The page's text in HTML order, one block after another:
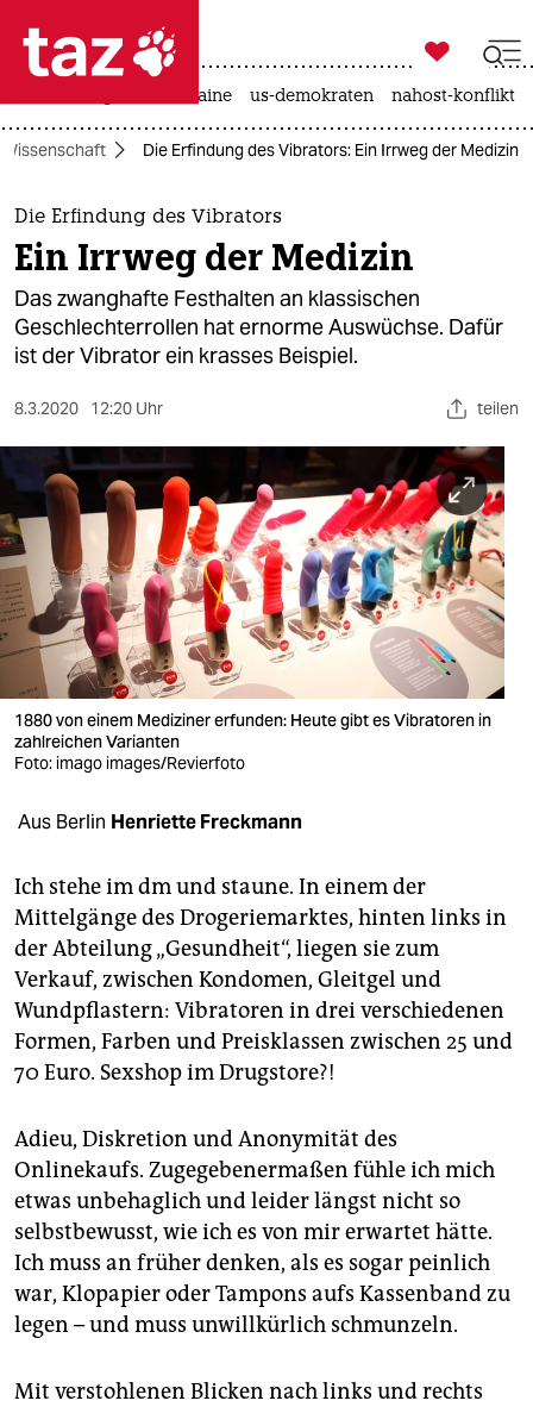
 taz zahl ich
taz zahl ich
themen
politik
öko
sport
berlin
nord
wahrheit
verlag
verlag
shop
fragen & hilfe
unterstützen
abo
genossenschaft
epaper login

taz zahl ich
krieg in der ukraine us-demokraten nahost-konflikt
Wissenschaft Die Erfindung des Vibrators: Ein Irrweg der Medizin
Die Erfindung des Vibrators
Ein Irrweg der Medizin
Das zwanghafte Festhalten an klassischen
Geschlechterrollen hat ernorme Auswüchse. Dafür
ist der Vibrator ein krasses Beispiel.
8.3.2020 12:20 Uhr teilen
1880 von einem Mediziner erfunden: Heute gibt es Vibratoren in
zahlreichen Varianten
Foto: imago images/Revierfoto
Aus Berlin Henriette Freckmann
Ich stehe im dm und staune. In einem der
Mittelgänge des Drogeriemarktes, hinten links in
der Abteilung „Gesundheit“, liegen sie zum
Verkauf, zwischen Kondomen, Gleitgel und
Wundpflastern: Vibratoren in drei verschiedenen
Formen, Farben und Preisklassen zwischen 25 und
70 Euro. Sexshop im Drugstore?!
Adieu, Diskretion und Anonymität des
Onlinekaufs. Zugegebenermaßen fühle ich mich
etwas unbehaglich und leider längst nicht so
selbstbewusst, wie ich es von mir erwartet hätte.
Ich muss an früher denken, als es sogar peinlich
war, Klopapier oder Tampons aufs Kassenband zu
legen – und muss unwillkürlich schmunzeln.
Mit verstohlenen Blicken nach links und rechts